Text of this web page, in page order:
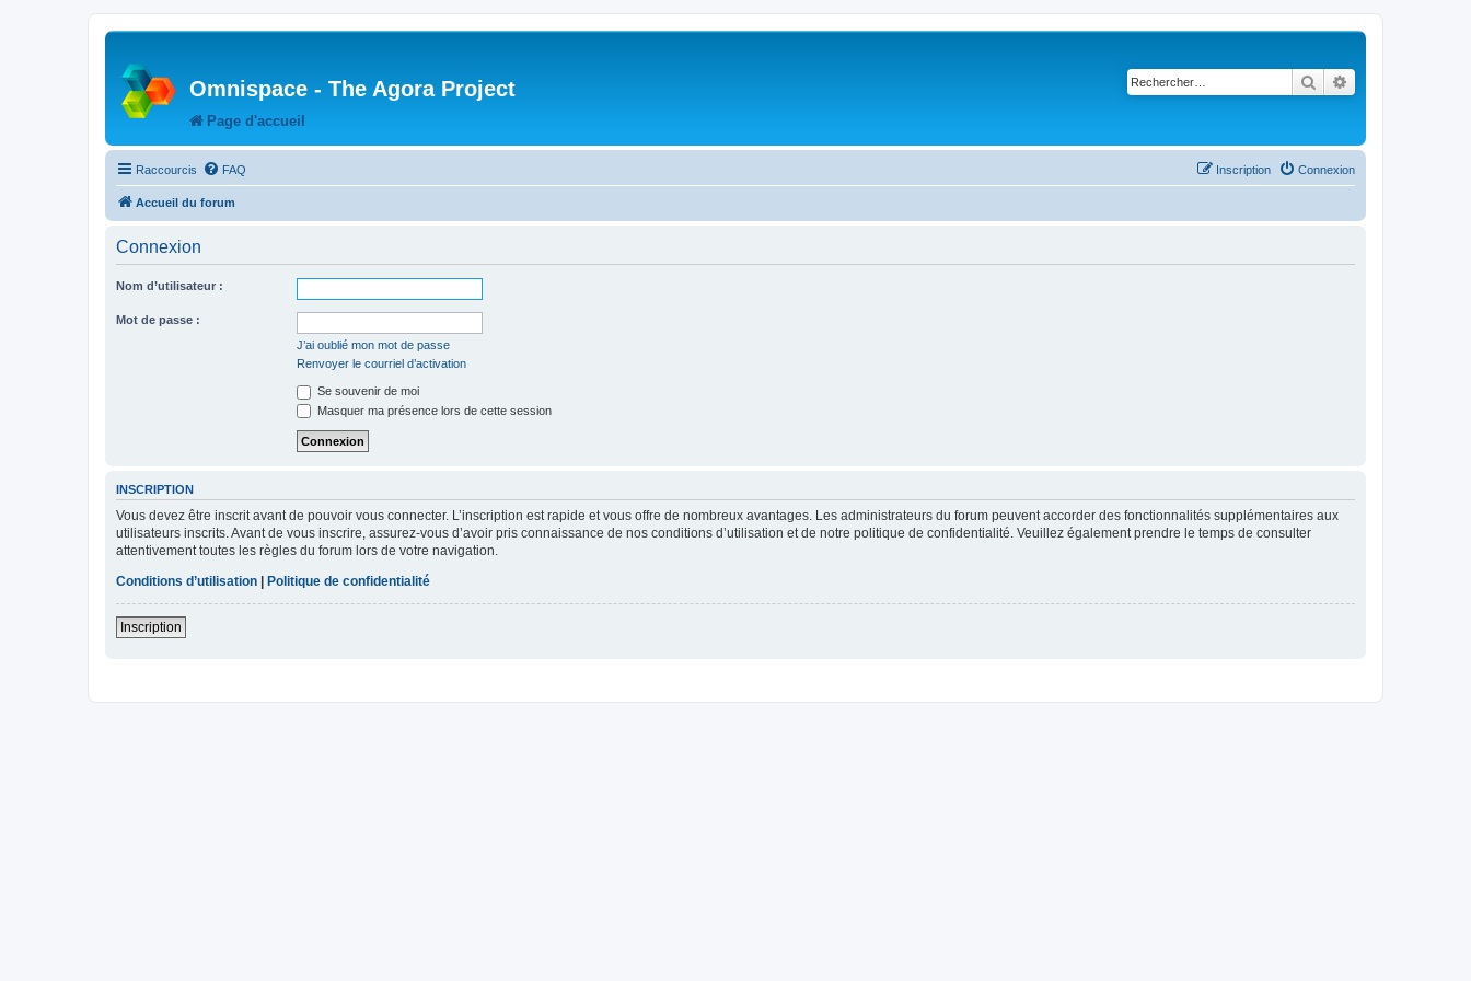
Omnispace - The Agora Project
Page d'accueil
Rechercher
Raccourcis FAQ Connexion
Inscription
Accueil du forum
Connexion
Nom d’utilisateur :
Mot de passe :
J’ai oublié mon mot de passe
Renvoyer le courriel d’activation
Se souvenir de moi
Masquer ma présence lors de cette session
INSCRIPTION
Vous devez être inscrit avant de pouvoir vous connecter. L’inscription est rapide et vous offre de nombreux avantages. Les administrateurs du forum peuvent accorder des fonctionnalités supplémentaires aux
utilisateurs inscrits. Avant de vous inscrire, assurez-vous d’avoir pris connaissance de nos conditions d’utilisation et de notre politique de confidentialité. Veuillez également prendre le temps de consulter
attentivement toutes les règles du forum lors de votre navigation.
Conditions d’utilisation | Politique de confidentialité
Inscription